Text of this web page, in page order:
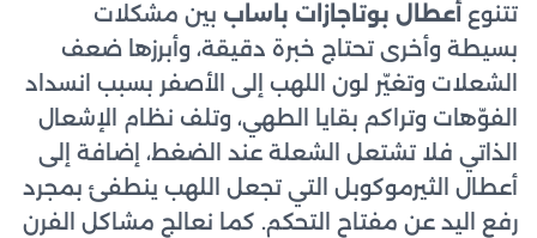
تتنوع أعطال بوتاجازات باساب بين مشكلات
بسيطة وأخرى تحتاج خبرة دقيقة، وأبرزها ضعف
الشعلات وتغيّر لون اللهب إلى الأصفر بسبب انسداد
الفوّهات وتراكم بقايا الطهي، وتلف نظام الإشعال
الذاتي فلا تشتعل الشعلة عند الضغط، إضافة إلى
أعطال الثيرموكوبل التي تجعل اللهب ينطفئ بمجرد
رفع اليد عن مفتاح التحكم. كما نعالج مشاكل الفرن